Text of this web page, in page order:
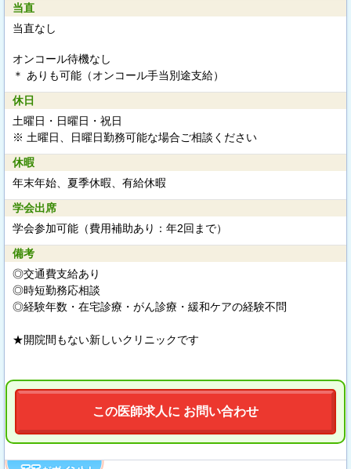
当直
当直なし
オンコール待機なし
＊ ありも可能（オンコール手当別途支給）
休日
土曜日・日曜日・祝日
※ 土曜日、日曜日勤務可能な場合ご相談ください
休暇
年末年始、夏季休暇、有給休暇
学会出席
学会参加可能（費用補助あり：年2回まで）
備考
◎交通費支給あり
◎時短勤務応相談
◎経験年数・在宅診療・がん診療・緩和ケアの経験不問
★開院間もない新しいクリニックです
この医師求人に お問い合わせ